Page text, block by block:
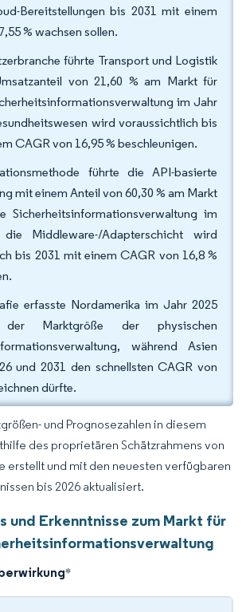
Bereitstellungen bis 2031 mit einem
% wachsen sollen.
führte Transport und Logistik
von 21,60 % am Markt für
im Jahr
wird voraussichtlich bis
CAGR von 16,95 % beschleunigen.
führte die API-basierte
mit einem Anteil von 60,30 % am Markt
Sicherheitsinformationsverwaltung im
Middleware-/Adapterschicht wird
bis 2031 mit einem CAGR von 16,8 %
erfasste Nordamerika im Jahr 2025
Marktgröße der physischen
während Asien
und 2031 den schnellsten CAGR von
dürfte.
und Prognosezahlen in diesem
des proprietären Schätzrahmens von
erstellt und mit den neuesten verfügbaren
bis 2026 aktualisiert.
und Erkenntnisse zum Markt für
*